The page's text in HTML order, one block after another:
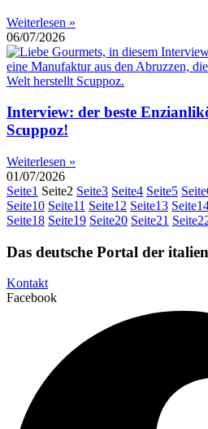
Weiterlesen »
06/07/2026
Interview: der beste
Scuppoz!
Weiterlesen »
01/07/2026
Seite1 Seite2 Seite3 Seite4 Seite5 Seite
Seite10 Seite11 Seite12 Seite13 Seite
Seite18 Seite19 Seite20 Seite21 Seite
Das deutsche Portal der
Kontakt
Facebook